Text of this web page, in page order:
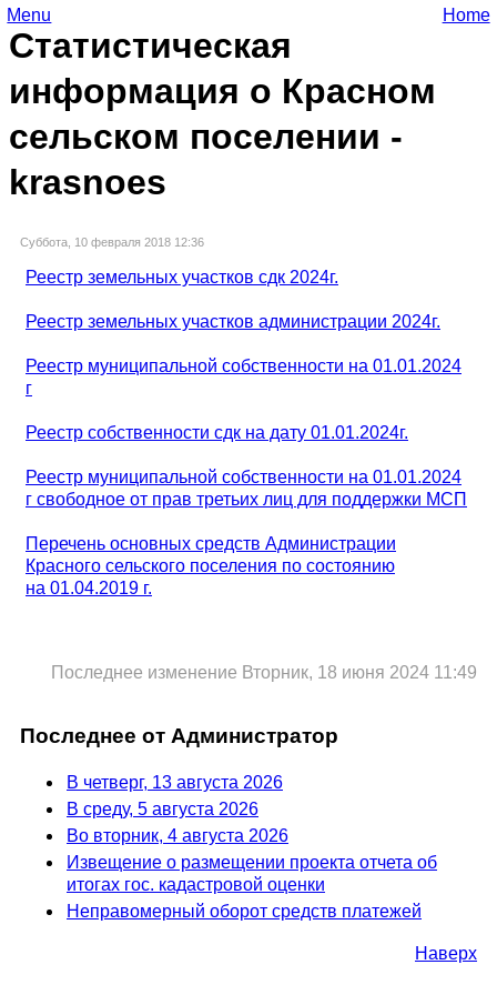
Статистическая
информация о Красном
сельском поселении -
krasnoes
Menu Home
Суббота, 10 февраля 2018 12:36
Реестр земельных участков сдк 2024г.
Реестр земельных участков администрации 2024г.
Реестр муниципальной собственности на 01.01.2024
г
Реестр собственности сдк на дату 01.01.2024г.
Реестр муниципальной собственности на 01.01.2024
г свободное от прав третьих лиц для поддержки МСП
Перечень основных средств Администрации
Красного сельского поселения по состоянию
на 01.04.2019 г.
Последнее изменение Вторник, 18 июня 2024 11:49
Последнее от Администратор
В четверг, 13 августа 2026
В среду, 5 августа 2026
Во вторник, 4 августа 2026
Извещение о размещении проекта отчета об
итогах гос. кадастровой оценки
Неправомерный оборот средств платежей
Наверх